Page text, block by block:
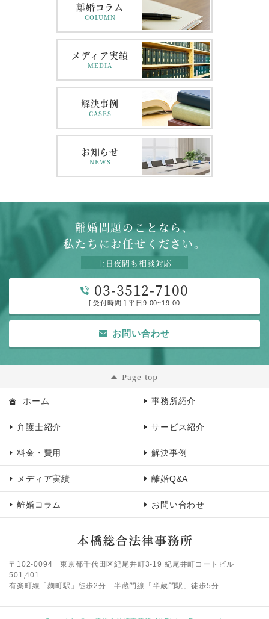
離婚コラム
COLUMN
メディア実績
MEDIA
解決事例
CASES
お知らせ
NEWS
離婚問題のことなら、
私たちにお任せください。
土日夜間も相談対応
03-3512-7100
[ 受付時間 ] 平日9:00~19:00
お問い合わせ
Page top
ホーム 事務所紹介
弁護士紹介 サービス紹介
料金・費用 解決事例
メディア実績 離婚Q&A
離婚コラム お問い合わせ
〒102-0094東京都千代田区紀尾井町3-19 紀尾井町コートビル
501,401
有楽町線「麹町駅」徒歩2分 半蔵門線「半蔵門駅」徒歩5分